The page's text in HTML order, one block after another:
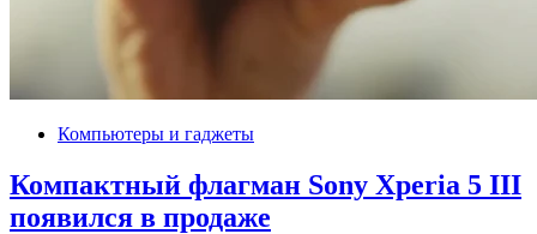
Компьютеры и гаджеты
Компактный флагман Sony Xperia 5 III
появился в продаже